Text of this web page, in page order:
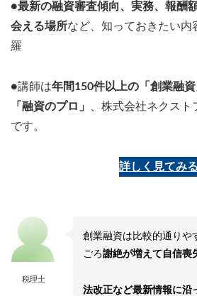
●最新の融資審査傾向、実務、報酬
会える場所など、知っておきたい内
羅
●講師は年間150件以上の「創業融
「融資のプロ」
、株式会社ネクスト
です。
詳しく見てみる
税理士
創業融資は比較的通りや
ごろ謝絶が増えて自信喪
法改正など最新情報に沿